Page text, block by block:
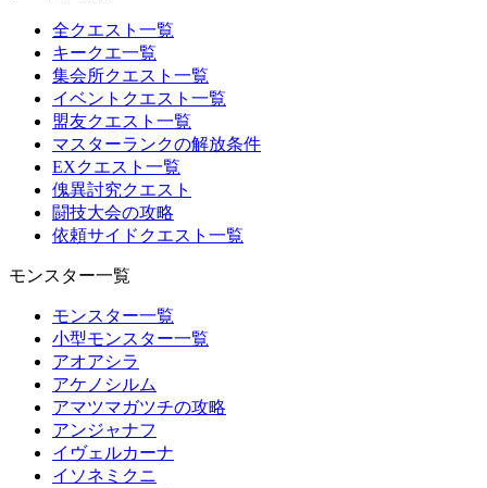
全クエスト一覧
キークエ一覧
集会所クエスト一覧
イベントクエスト一覧
盟友クエスト一覧
マスターランクの解放条件
EXクエスト一覧
傀異討究クエスト
闘技大会の攻略
依頼サイドクエスト一覧
モンスター一覧
モンスター一覧
小型モンスター一覧
アオアシラ
アケノシルム
アマツマガツチの攻略
アンジャナフ
イヴェルカーナ
イソネミクニ